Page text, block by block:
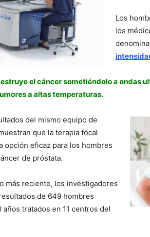
Los
los
el cáncer sometiéndolo a ondas
a altas temperaturas.
del mismo equipo de
que la terapia focal
opción eficaz para los hombres
de próstata.
más reciente, los investigadores
de 649 hombres
años tratados en 11 centros del